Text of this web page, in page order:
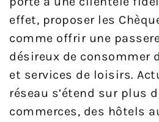
effet, proposer les
comme offrir une
désireux de consommer
et services de loisirs.
réseau s’étend sur plus
commerces, des hôtels